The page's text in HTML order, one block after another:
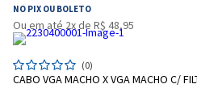
NO PIX OU BOLETO
Ou em até 2x de R$ 48,95
(0)
CABO VGA MACHO X VGA MACHO C/